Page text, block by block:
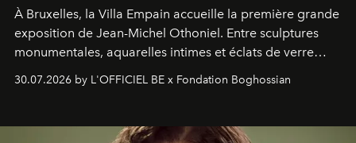
À Bruxelles, la Villa Empain accueille la première grande
exposition de Jean-Michel Othoniel. Entre sculptures
monumentales, aquarelles intimes et éclats de verre
soufflé, l’artiste français compose un itinéraire
émotionnel où chaque œuvre devient le souvenir
émerveillement.
30.07.2026 by L'OFFICIEL BE x Fondation Boghossian